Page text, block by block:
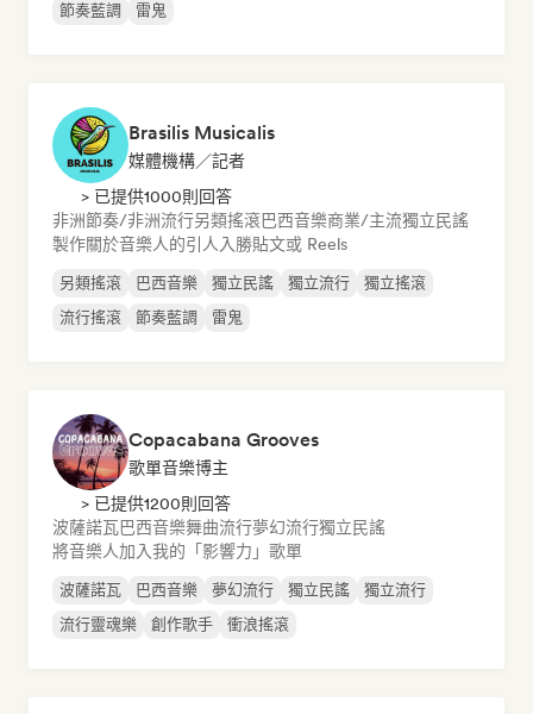
節奏藍調
雷鬼
Brasilis Musicalis
媒體機構／記者
> 已提供1000則回答
非洲節奏/非洲流行另類搖滾巴西音樂商業/主流獨立民謠
製作關於音樂人的引人入勝貼文或 Reels
另類搖滾 巴西音樂 獨立民謠 獨立流行
獨立搖滾
流行搖滾
節奏藍調 雷鬼
Copacabana Grooves
歌單音樂博主
> 已提供1200則回答
波薩諾瓦巴西音樂舞曲流行夢幻流行獨立民謠
將音樂人加入我的「影響力」歌單
波薩諾瓦 巴西音樂 夢幻流行 獨立民謠
獨立流行
流行靈魂樂
創作歌手 衝浪搖滾